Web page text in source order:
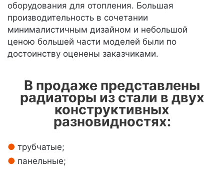
оборудования для отопления. Большая
производительность в сочетании
минималистичным дизайном и небольшой
ценою большей части моделей были по
достоинству оценены заказчиками.
В продаже представлены
радиаторы из стали в двух
конструктивных
разновидностях:
трубчатые;
панельные;